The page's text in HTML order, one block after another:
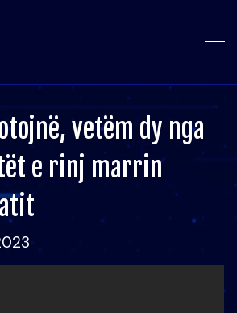
vetëm dy nga
e rinj marrin